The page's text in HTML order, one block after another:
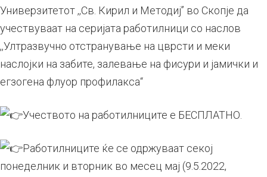
Универзитетот ,,Св. Кирил и Методиј’’ во Скопје да
учествуваат на серијата работилници со наслов
,,Ултразвучно отстранување на цврсти и меки
наслојки на забите, залевање на фисури и јамички и
егзогена флуор профилакса“
Учеството на работилниците е БЕСПЛАТНО.
Работилниците ќе се одржуваат секој
понеделник и вторник во месец мај (9.5.2022,